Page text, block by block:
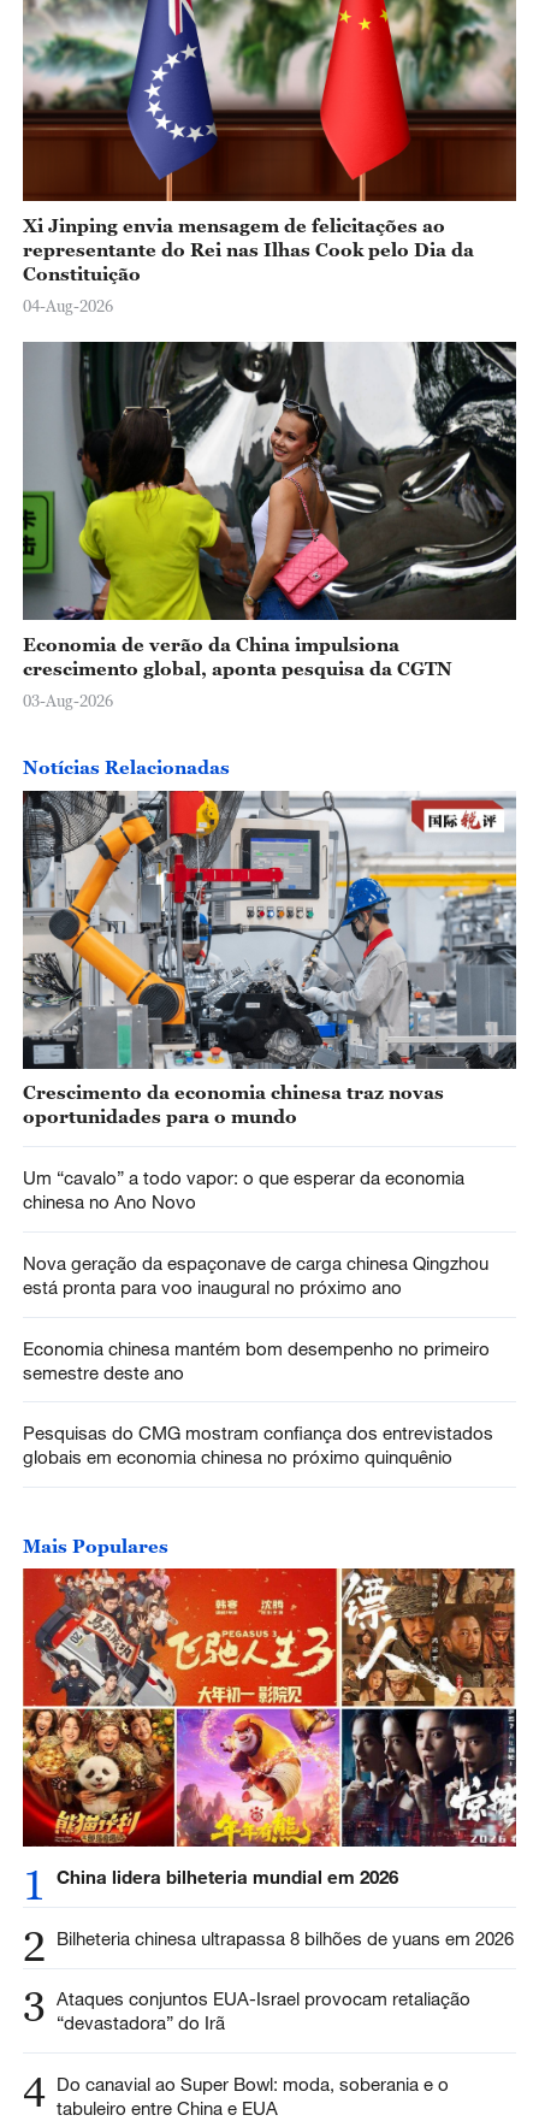
Xi Jinping envia mensagem de felicitações ao
representante do Rei nas Ilhas Cook pelo Dia da
Constituição
04-Aug-2026
Economia de verão da China impulsiona
crescimento global, aponta pesquisa da CGTN
03-Aug-2026
Notícias Relacionadas
Crescimento da economia chinesa traz novas
oportunidades para o mundo
Um “cavalo” a todo vapor: o que esperar da economia
chinesa no Ano Novo
Nova geração da espaçonave de carga chinesa Qingzhou
está pronta para voo inaugural no próximo ano
Economia chinesa mantém bom desempenho no primeiro
semestre deste ano
Pesquisas do CMG mostram confiança dos entrevistados
globais em economia chinesa no próximo quinquênio
Mais Populares
1 China lidera bilheteria mundial em 2026
2 Bilheteria chinesa ultrapassa 8 bilhões de yuans em 2026
3 Ataques conjuntos EUA-Israel provocam retaliação
“devastadora” do Irã
4 Do canavial ao Super Bowl: moda, soberania e o
tabuleiro entre China e EUA